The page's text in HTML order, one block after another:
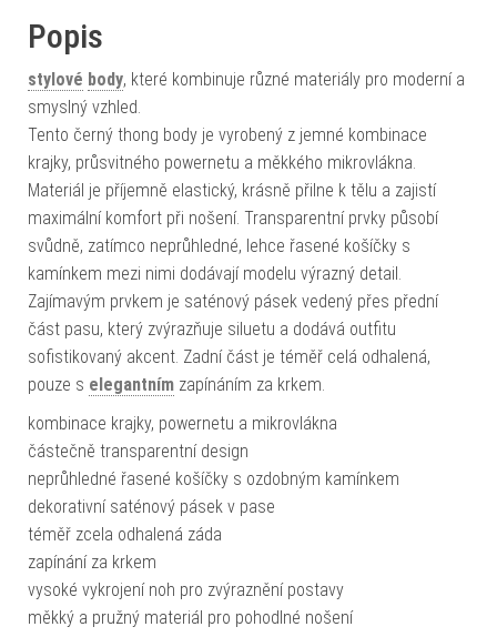
Popis
stylové body, které kombinuje různé materiály pro moderní a
smyslný vzhled.
Tento černý thong body je vyrobený z jemné kombinace
krajky, průsvitného powernetu a měkkého mikrovlákna.
Materiál je příjemně elastický, krásně přilne k tělu a zajistí
maximální komfort při nošení. Transparentní prvky působí
svůdně, zatímco neprůhledné, lehce řasené košíčky s
kamínkem mezi nimi dodávají modelu výrazný detail.
Zajímavým prvkem je saténový pásek vedený přes přední
část pasu, který zvýrazňuje siluetu a dodává outfitu
sofistikovaný akcent. Zadní část je téměř celá odhalená,
pouze s elegantním zapínáním za krkem.
kombinace krajky, powernetu a mikrovlákna
částečně transparentní design
neprůhledné řasené košíčky s ozdobným kamínkem
dekorativní saténový pásek v pase
téměř zcela odhalená záda
zapínání za krkem
vysoké vykrojení noh pro zvýraznění postavy
měkký a pružný materiál pro pohodlné nošení